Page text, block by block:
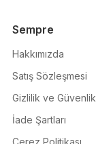
Sempre
Hakkımızda
Satış Sözleşmesi
Gizlilik ve Güvenlik
İade Şartları